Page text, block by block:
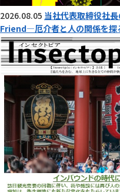
2026.08.05 当社代表取締役社
Friend―厄介者と人の関係を探